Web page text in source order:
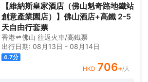
景點。信步即達廣佛地鐵3號線華僑城歡樂
站30分鐘車程、佛山沙提機場50分鐘車
賈繁華，休閒度假資源富集，是您出差、
具人文藝術的空間立
異的奢裝客房，帶你領略不同國家和地
均配備超大屏投影、如夢雲端的超輕柔
每一寸肌膚的EPIQUAL全套高端洗護用
以及百兆無線網絡。配套自助早餐廳（5座
【維納斯皇家酒店（佛山魁奇路地鐵站
創意產業園店）】佛山酒店+高鐵 2-5
天自由行套票
香港 佛山 往返火車/高鐵票
出行日期: 08月13日 - 08月14日
4.7分
HKD 706+/人